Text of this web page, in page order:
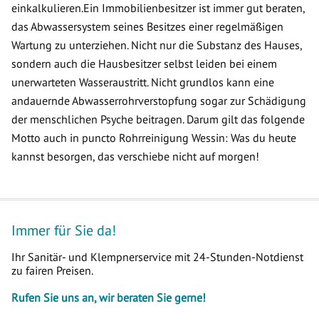
einkalkulieren.Ein Immobilienbesitzer ist immer gut beraten,
das Abwassersystem seines Besitzes einer regelmäßigen
Wartung zu unterziehen. Nicht nur die Substanz des Hauses,
sondern auch die Hausbesitzer selbst leiden bei einem
unerwarteten Wasseraustritt. Nicht grundlos kann eine
andauernde Abwasserrohrverstopfung sogar zur Schädigung
der menschlichen Psyche beitragen. Darum gilt das folgende
Motto auch in puncto Rohrreinigung Wessin: Was du heute
kannst besorgen, das verschiebe nicht auf morgen!
Immer für Sie da!
Ihr Sanitär- und Klempnerservice mit 24-Stunden-Notdienst
zu fairen Preisen.
Rufen Sie uns an, wir beraten Sie gerne!